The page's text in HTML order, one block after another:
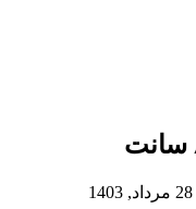
28 مرداد, 1403